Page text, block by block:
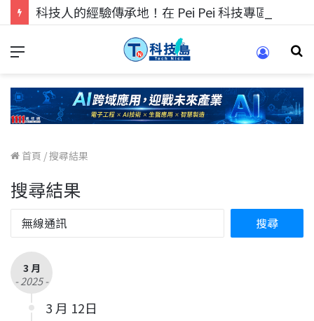
首頁 /搜尋結果
搜尋結果
3 月
- 2025 -
3 月 12日